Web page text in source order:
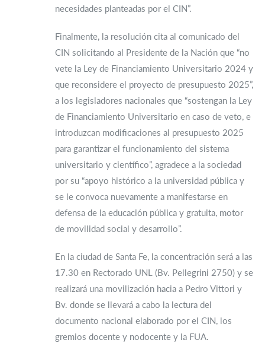
necesidades planteadas por el CIN”.
Finalmente, la resolución cita al comunicado del
CIN solicitando al Presidente de la Nación que “no
vete la Ley de Financiamiento Universitario 2024 y
que reconsidere el proyecto de presupuesto 2025”,
a los legisladores nacionales que “sostengan la Ley
de Financiamiento Universitario en caso de veto, e
introduzcan modificaciones al presupuesto 2025
para garantizar el funcionamiento del sistema
universitario y científico”, agradece a la sociedad
por su “apoyo histórico a la universidad pública y
se le convoca nuevamente a manifestarse en
defensa de la educación pública y gratuita, motor
de movilidad social y desarrollo”.
En la ciudad de Santa Fe, la concentración será a las
17.30 en Rectorado UNL (Bv. Pellegrini 2750) y se
realizará una movilización hacia a Pedro Vittori y
Bv. donde se llevará a cabo la lectura del
documento nacional elaborado por el CIN, los
gremios docente y nodocente y la FUA.